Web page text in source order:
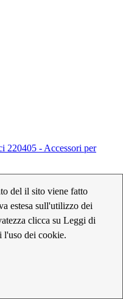
del il sito viene fatto
estesa sull'utilizzo dei
clicca su Leggi di
l'uso dei cookie.
220405 - Accessori per
per impianti fotovoltaici
impianti fotovoltaici
per impianti